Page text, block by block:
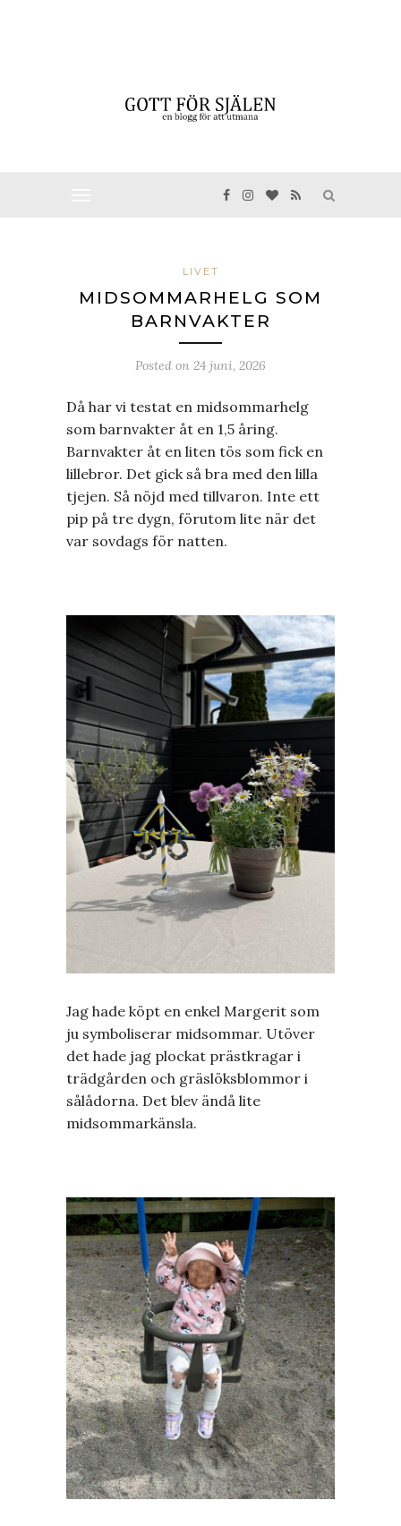
LIVET
MIDSOMMARHELG SOM
BARNVAKTER
Posted on 24 juni, 2026
Då har vi testat en midsommarhelg
som barnvakter åt en 1,5 åring.
Barnvakter åt en liten tös som fick en
lillebror. Det gick så bra med den lilla
tjejen. Så nöjd med tillvaron. Inte ett
pip på tre dygn, förutom lite när det
var sovdags för natten.
Jag hade köpt en enkel Margerit som
ju symboliserar midsommar. Utöver
det hade jag plockat prästkragar i
trädgården och gräslöksblommor i
sålådorna. Det blev ändå lite
midsommarkänsla.